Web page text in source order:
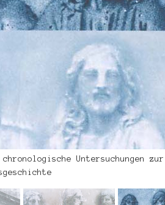
Untersuchungen zur